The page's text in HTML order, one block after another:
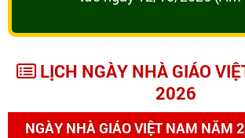
LỊCH NGÀY NHÀ GIÁO
2026
NGÀY NHÀ GIÁO VIỆT NAM NĂM